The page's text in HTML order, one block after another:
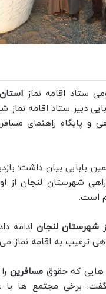
ستاد اقامه نماز
دبیر ستاد اقامه نماز
و پایگاه راهنمای
بابایی بیان داشت:
شهرستان لنجان از
است.
شهرستان لنجان ادامه
ترغیب به اقامه نماز
هایی که حقوقمسافرین
برخی مجتمع ها با